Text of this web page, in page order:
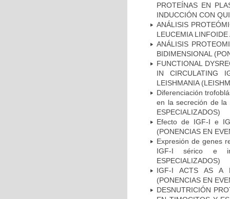
PROTEÍNAS EN
INDUCCIÓN CON
ANÁLISIS
LEUCEMIA
ANÁLISIS
BIDIMENSIONAL
FUNCTIONAL
IN CIRCULATING
LEISHMANIA
Diferenciación
en la secreción de la
ESPECIALIZADOS)
Efecto de IGF-I e
(PONENCIAS EN
Expresión de genes
IGF-I sérico e
ESPECIALIZADOS)
IGF-I ACTS AS A
(PONENCIAS EN
DESNUTRICIÓN